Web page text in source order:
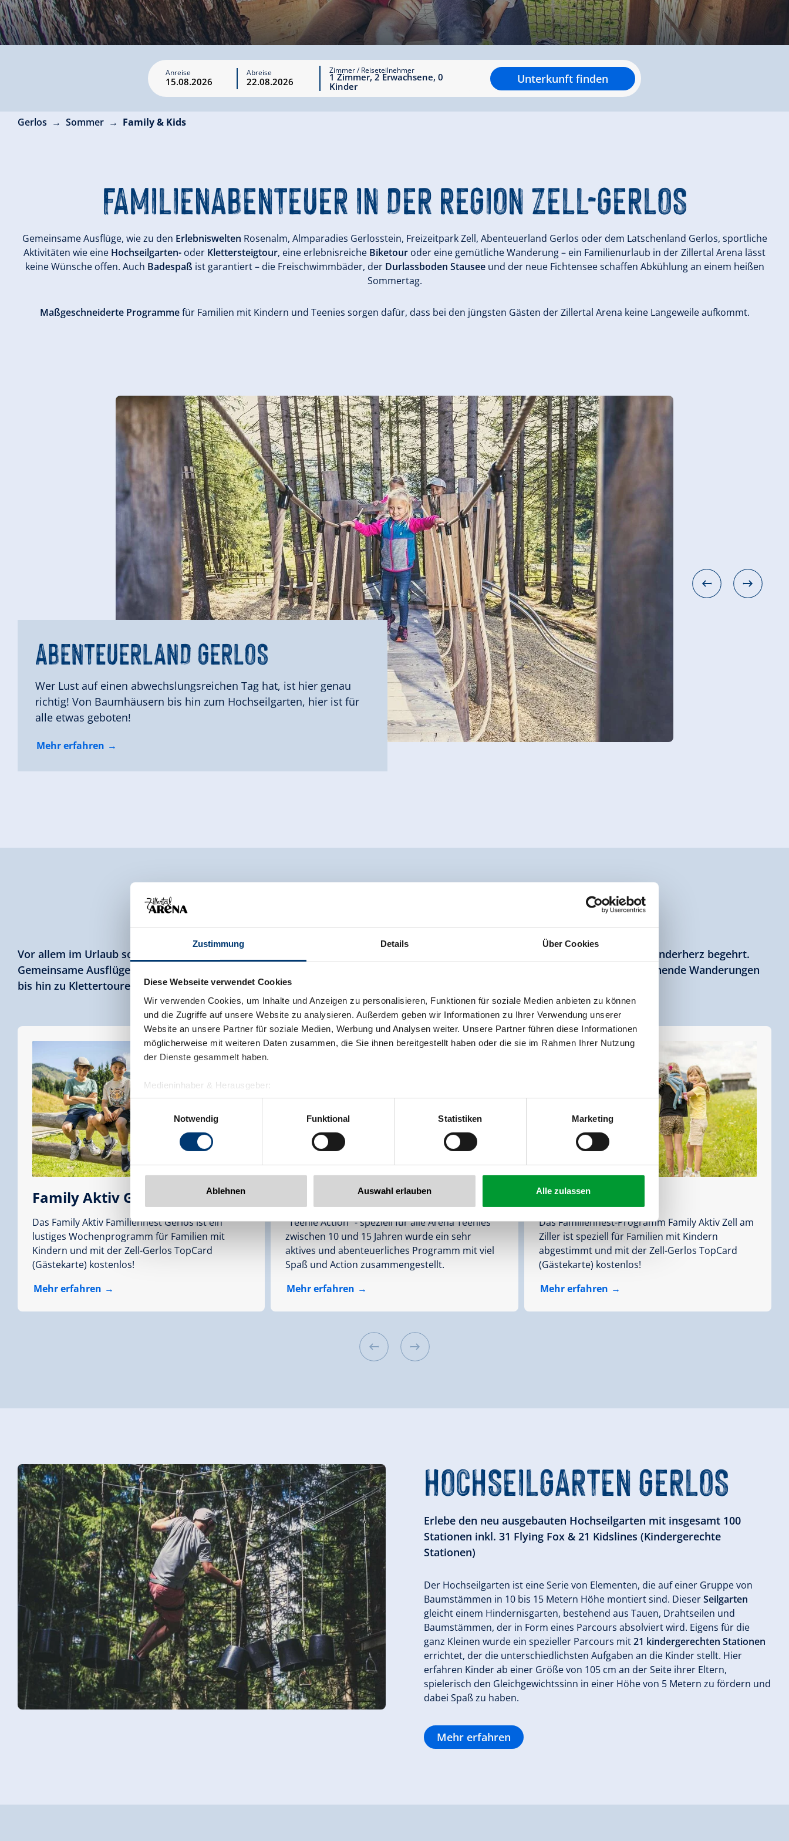
Zustimmung Details Über Cookies
Diese Webseite verwendet Cookies
Wir verwenden Cookies, um Inhalte und Anzeigen zu personalisieren, Funktionen für soziale Medien anbieten zu können
und die Zugriffe auf unsere Website zu analysieren. Außerdem geben wir Informationen zu Ihrer Verwendung unserer
Website an unsere Partner für soziale Medien, Werbung und Analysen weiter. Unsere Partner führen diese Informationen
möglicherweise mit weiteren Daten zusammen, die Sie ihnen bereitgestellt haben oder die sie im Rahmen Ihrer Nutzung
der Dienste gesammelt haben.
Medieninhaber & Herausgeber:
Zeller Bergbahnen Zillertal GmbH & Co KG
Rohr 23// A-6280 Zell am Ziller
www.zillertalarena.com
Einwilligungsauswahl
Notwendig
Funktional Statistiken Marketing
Ablehnen Auswahl erlauben Alle zulassen
Anreise Abreise Zimmer / Reiseteilnehmer
1 Zimmer, 2 Erwachsene, 0
Kinder
Unterkunft finden
Gerlos Sommer Family & Kids
FAMILIENABENTEUER IN DER REGION ZELL-GERLOS
Gemeinsame Ausflüge, wie zu den Erlebniswelten Rosenalm, Almparadies Gerlosstein, Freizeitpark Zell, Abenteuerland Gerlos oder dem Latschenland Gerlos, sportliche
Aktivitäten wie eine Hochseilgarten- oder Klettersteigtour, eine erlebnisreiche Biketour oder eine gemütliche Wanderung – ein Familienurlaub in der Zillertal Arena lässt
keine Wünsche offen. Auch Badespaß ist garantiert – die Freischwimmbäder, der Durlassboden Stauseeund der neue Fichtensee schaffen Abkühlung an einem heißen
Sommertag.
Maßgeschneiderte Programmefür Familien mit Kindern und Teenies sorgen dafür, dass bei den jüngsten Gästen der Zillertal Arena keine Langeweile aufkommt.
FREIZEITPARKZELL
Mehr erfahren
ABENTEUERLANDGERLOS
Wer Lust auf einen abwechslungsreichen Tag hat, ist hier genau
richtig! Von Baumhäusern bis hin zum Hochseilgarten, hier ist für
alle etwas geboten!
Mehr erfahren
LATSCHENLANDGERLOS
Mehr erfahren
ERLEBNISWELTROSENALM
Mehr erfahren
ALMPARADIESGERLOSSTEIN
Mehr erfahren
FREIZEITPARKZELL
Mehr erfahren
ABENTEUERLAND
Mehr erfahren
FAMILY & KIDS PROGRAMME ZELL-GERLOS
Vor allem im Urlaub soll das Familienleben nicht zu kurz kommen, deshalb bietet die Zillertal Arena alles was das Eltern- und Kinderherz begehrt.
Gemeinsame Ausflüge, wie beispielsweise zu den Krimmler Wasserfällen, sportliche Aktivitäten wie Canyoning aber auch spannende Wanderungen
bis hin zu Klettertouren lassen im Familienurlaub im Zillertal keine Wünsche offen.
Family Aktiv Gerlos
Das Family Aktiv Familiennest Gerlos ist ein
lustiges Wochenprogramm für Familien mit
Kindern und mit der Zell-Gerlos TopCard
(Gästekarte) kostenlos!
Mehr erfahren
Arena Teenies Gerlos
"Teenie Action" - speziell für alle Arena Teenies
zwischen 10 und 15 Jahren wurde ein sehr
aktives und abenteuerliches Programm mit viel
Spaß und Action zusammengestellt.
Mehr erfahren
Family Aktiv Zell
Das Familiennest-Programm Family Aktiv Zell am
Ziller ist speziell für Familien mit Kindern
abgestimmt und mit der Zell-Gerlos TopCard
(Gästekarte) kostenlos!
Mehr erfahren
HOCHSEILGARTEN GERLOS
Erlebe den neu ausgebauten Hochseilgarten mit insgesamt 100
Stationen inkl. 31 Flying Fox & 21 Kidslines (Kindergerechte
Stationen)
Der Hochseilgarten ist eine Serie von Elementen, die auf einer Gruppe von
Baumstämmen in 10 bis 15 Metern Höhe montiert sind. DieserSeilgarten
gleicht einem Hindernisgarten, bestehend aus Tauen, Drahtseilen und
Baumstämmen, der in Form eines Parcours absolviert wird. Eigens für die
ganz Kleinen wurde ein spezieller Parcours mit21 kindergerechten Stationen
errichtet, der die unterschiedlichsten Aufgaben an die Kinder stellt. Hier
erfahren Kinder ab einer Größe von 105 cm an der Seite ihrer Eltern,
spielerisch den Gleichgewichtssinn in einer Höhe von 5 Metern zu fördern und
dabei Spaß zu haben.
Mehr erfahren